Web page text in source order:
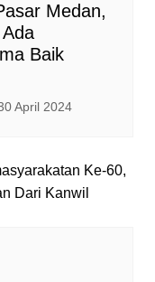
Medan,
Baik
April 2024